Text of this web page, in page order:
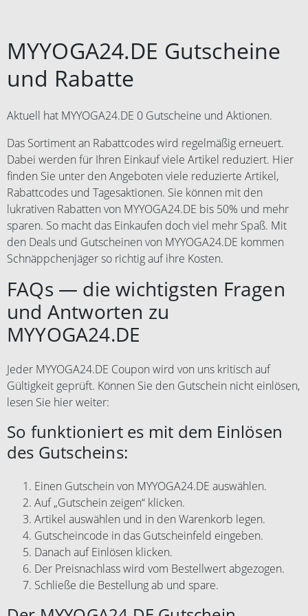
MYYOGA24.DE Gutscheine
und Rabatte
Aktuell hat MYYOGA24.DE 0 Gutscheine und Aktionen.
Das Sortiment an Rabattcodes wird regelmäßig erneuert.
Dabei werden für Ihren Einkauf viele Artikel reduziert. Hier
finden Sie unter den Angeboten viele reduzierte Artikel,
Rabattcodes und Tagesaktionen. Sie können mit den
lukrativen Rabatten von MYYOGA24.DE bis 50% und mehr
sparen. So macht das Einkaufen doch viel mehr Spaß. Mit
den Deals und Gutscheinen von MYYOGA24.DE kommen
Schnäppchenjäger so richtig auf ihre Kosten.
FAQs — die wichtigsten Fragen
und Antworten zu
MYYOGA24.DE
Jeder MYYOGA24.DE Coupon wird von uns kritisch auf
Gültigkeit geprüft. Können Sie den Gutschein nicht einlösen,
lesen Sie hier weiter:
So funktioniert es mit dem Einlösen
des Gutscheins:
Einen Gutschein von MYYOGA24.DE auswählen.
Auf „Gutschein zeigen“ klicken.
Artikel auswählen und in den Warenkorb legen.
Gutscheincode in das Gutscheinfeld eingeben.
Danach auf Einlösen klicken.
Der Preisnachlass wird vom Bestellwert abgezogen.
Schließe die Bestellung ab und spare.